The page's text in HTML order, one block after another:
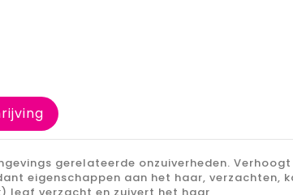
gerelateerde onzuiverheden.
eigenschappen aan het haar, verzachten,